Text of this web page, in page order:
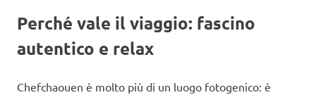
Perché vale il viaggio: fascino
autentico e relax
Chefchaouen è molto più di un luogo fotogenico: è